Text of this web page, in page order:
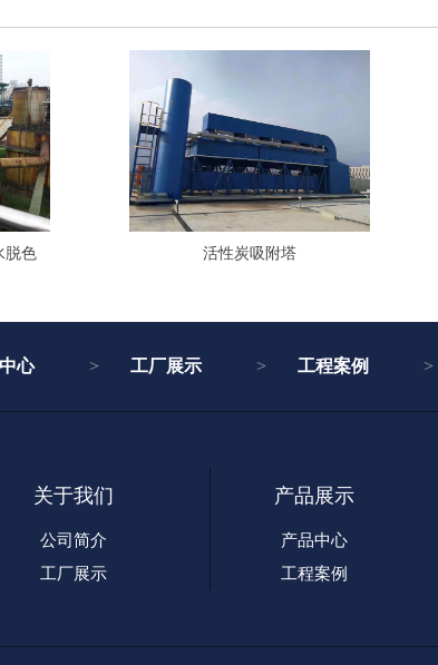
脱色 活性炭吸附塔
心 工厂展示 工程案例
关于我们
公司简介
工厂展示
产品展示
产品中心
工程案例